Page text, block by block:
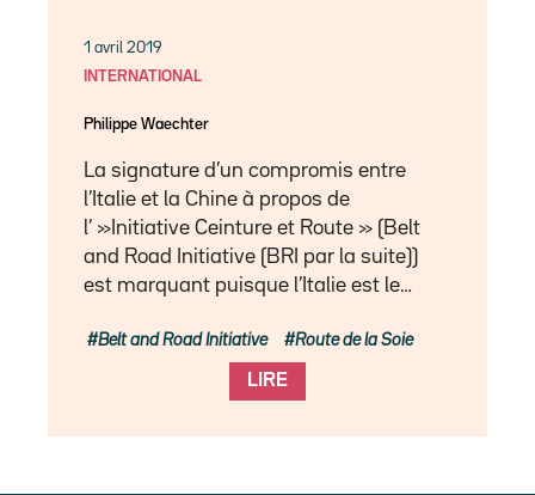
1 avril 2019
INTERNATIONAL
Philippe Waechter
La signature d’un compromis entre
l’Italie et la Chine à propos de
l’ »Initiative Ceinture et Route » (Belt
and Road Initiative (BRI par la suite))
est marquant puisque l’Italie est le…
LIRE
Belt and Road Initiative Route de la Soie